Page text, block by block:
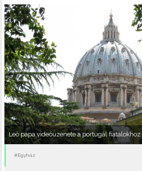
Leó pápa videóüzenete a portugál fiatalokhoz
#Egyház